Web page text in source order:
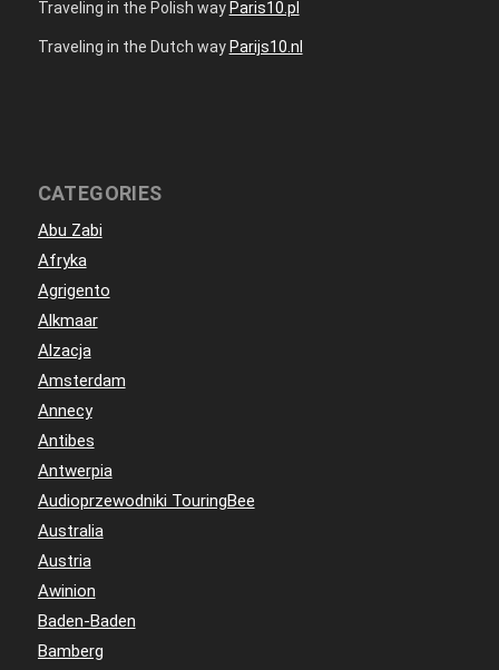
Traveling in the Polish way Paris10.pl
Traveling in the Dutch way Parijs10.nl
CATEGORIES
Abu Zabi
Afryka
Agrigento
Alkmaar
Alzacja
Amsterdam
Annecy
Antibes
Antwerpia
Audioprzewodniki TouringBee
Australia
Austria
Awinion
Baden-Baden
Bamberg